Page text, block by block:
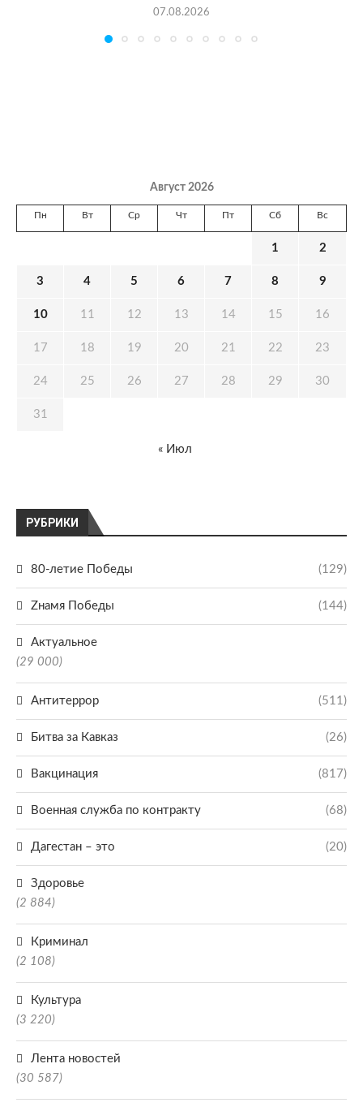
07.08.2026
РУБРИКИ
80-летие Победы (129)
Zнамя Победы (144)
Актуальное
(29 000)
Антитеррор (511)
Битва за Кавказ (26)
Вакцинация (817)
Военная служба по контракту (68)
Дагестан – это (20)
Здоровье
(2 884)
Криминал
(2 108)
Культура
(3 220)
Лента новостей
(30 587)
Август 2026
Пн Вт Ср Чт Пт Сб Вс
1 2
3 4 5 6 7 8 9
10 11 12 13 14 15 16
17 18 19 20 21 22 23
24 25 26 27 28 29 30
31
« Июл